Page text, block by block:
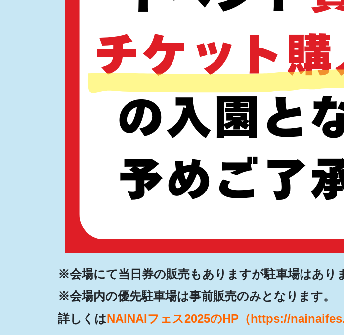
※会場にて当日券の販売もありますが駐車場はあり
※会場内の優先駐車場は事前販売のみとなります。
詳しくはNAINAIフェス2025のHP（https://